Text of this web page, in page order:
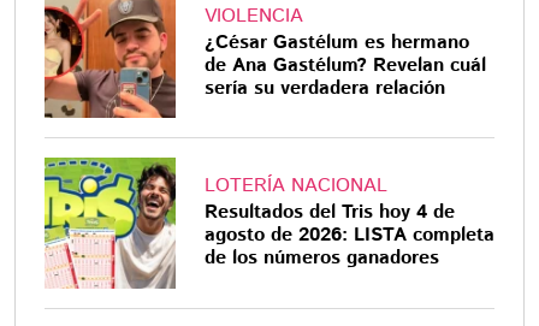
VIOLENCIA
¿César Gastélum es hermano
de Ana Gastélum? Revelan cuál
sería su verdadera relación
LOTERÍA NACIONAL
Resultados del Tris hoy 4 de
agosto de 2026: LISTA completa
de los números ganadores